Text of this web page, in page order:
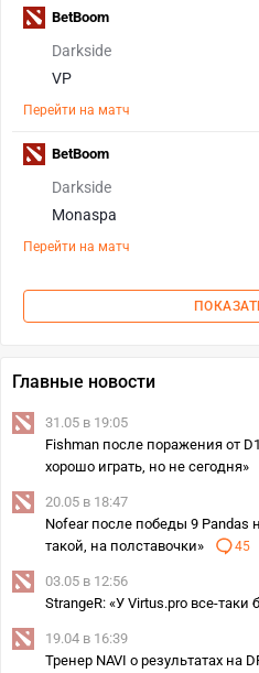
Darkside
VP
Перейти на матч
BetBoom
Darkside
Monaspa
Перейти на матч
BetBoom
Главные новости
31.05 в 19:05
Fishman после поражения от
хорошо играть, но не сегодня»
20.05 в 18:47
Nofear после победы 9 Pandas
такой, на полставочки»
45
03.05 в 12:56
StrangeR: «У Virtus.pro все-
19.04 в 16:39
Тренер NAVI о результатах на